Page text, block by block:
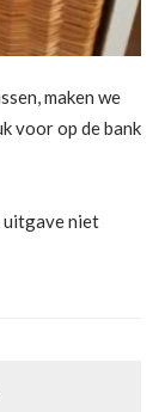
maken we
voor op de bank
uitgave niet